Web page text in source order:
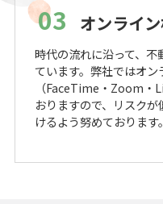
03 オンライ
時代の流れに沿って、
ています。弊社ではオ
（FaceTime・Zoom・
おりますので、リスク
けるよう努めております。